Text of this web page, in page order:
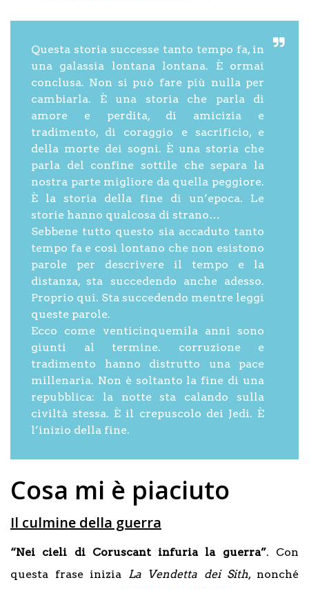
Questa storia successe tanto tempo fa, in
una galassia lontana lontana. È ormai
conclusa. Non si può fare più nulla per
cambiarla. È una storia che parla di
amore e perdita, di amicizia e
tradimento, di coraggio e sacrificio, e
della morte dei sogni. È una storia che
parla del confine sottile che separa la
nostra parte migliore da quella peggiore.
È la storia della fine di un’epoca. Le
storie hanno qualcosa di strano…
Sebbene tutto questo sia accaduto tanto
tempo fa e così lontano che non esistono
parole per descrivere il tempo e la
distanza, sta succedendo anche adesso.
Proprio qui. Sta succedendo mentre leggi
queste parole.
Ecco come venticinquemila anni sono
giunti al termine. corruzione e
tradimento hanno distrutto una pace
millenaria. Non è soltanto la fine di una
repubblica: la notte sta calando sulla
civiltà stessa. È il crepuscolo dei Jedi. È
l’inizio della fine.
Cosa mi è piaciuto
Il culmine della guerra
“Nei cieli di Coruscant infuria la guerra”. Con
questa frase inizia La Vendetta dei Sith, nonché